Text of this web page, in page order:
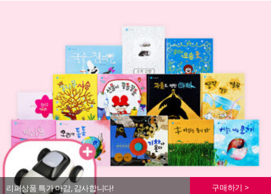
리퍼상품 특가 마감, 감사합니다! 구매하기 >